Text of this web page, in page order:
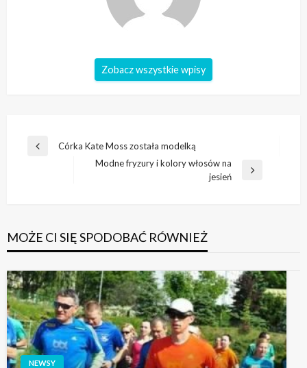
Zobacz wszystkie wpisy
Nawigacja
Poprzedni
Córka Kate Moss została modelką
Modne fryzury i kolory włosów na
jesień
MOŻE CI SIĘ SPODOBAĆ RÓWNIEŻ
NEWSY